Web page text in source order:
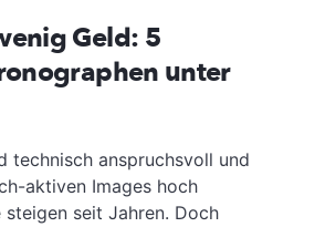
Geld: 5
unter
technisch anspruchsvoll und
aktiven Images hoch
steigen seit Jahren. Doch